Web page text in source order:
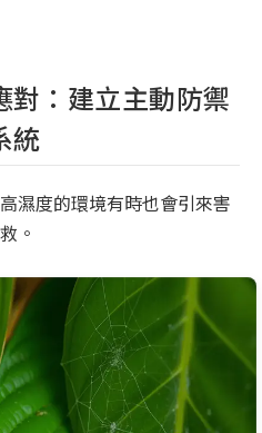
對：建立主動防禦
統
濕度的環境有時也會引來害
。